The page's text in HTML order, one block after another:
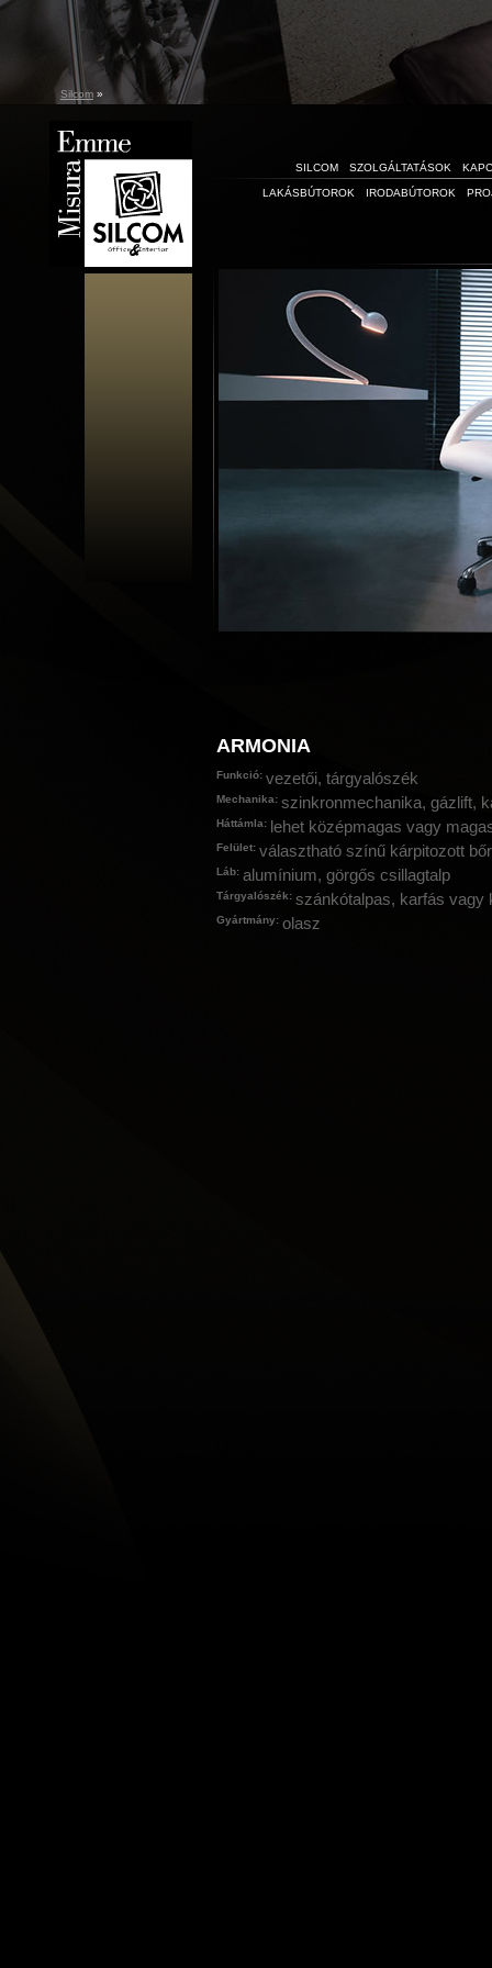
Silcom »
SILCOM SZOLGÁLTATÁSOK
LAKÁSBÚTOROK IRODABÚTOROK
ARMONIA
Funkció: vezetői, tárgyalószék
Mechanika: szinkronmechanika, gázlift,
Háttámla: lehet középmagas vagy
Felület: választható színű kárpitozott
Láb: alumínium, görgős csillagtalp
Tárgyalószék: szánkótalpas, karfás vagy
Gyártmány: olasz